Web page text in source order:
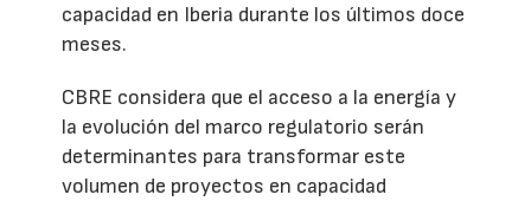
capacidad en Iberia durante los últimos doce
meses.
CBRE considera que el acceso a la energía y
la evolución del marco regulatorio serán
determinantes para transformar este
volumen de proyectos en capacidad